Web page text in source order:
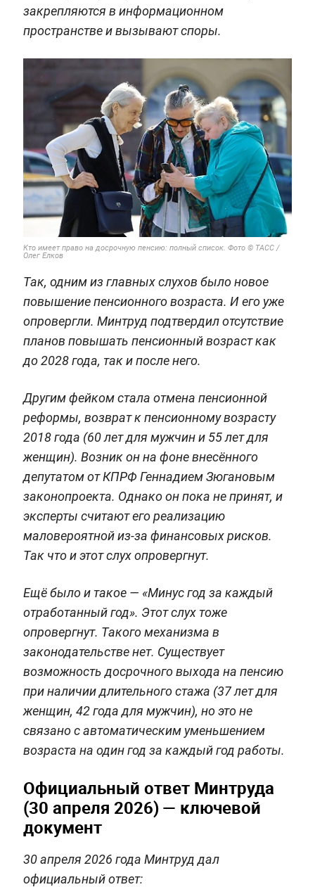
закрепляются в информационном
пространстве и вызывают споры.
Кто имеет право на досрочную пенсию: полный список. Фото © ТАСС /
Олег Елков
Так, одним из главных слухов было новое
повышение пенсионного возраста. И его уже
опровергли. Минтруд подтвердил отсутствие
планов повышать пенсионный возраст как
до 2028 года, так и после него.
Другим фейком стала отмена пенсионной
реформы, возврат к пенсионному возрасту
2018 года (60 лет для мужчин и 55 лет для
женщин). Возник он на фоне внесённого
депутатом от КПРФ Геннадием Зюгановым
законопроекта. Однако он пока не принят, и
эксперты считают его реализацию
маловероятной из-за финансовых рисков.
Так что и этот слух опровергнут.
Ещё было и такое — «Минус год за каждый
отработанный год». Этот слух тоже
опровергнут. Такого механизма в
законодательстве нет. Существует
возможность досрочного выхода на пенсию
при наличии длительного стажа (37 лет для
женщин, 42 года для мужчин), но это не
связано с автоматическим уменьшением
возраста на один год за каждый год работы.
Официальный ответ Минтруда
(30 апреля 2026) — ключевой
документ
30 апреля 2026 года Минтруд дал
официальный ответ: